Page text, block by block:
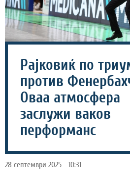
Рајковиќ по
против
Оваа атмосфера
заслужи ваков
перформанс
28 септември 2025 - 10:31